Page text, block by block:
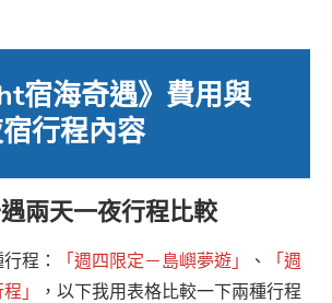
宿海奇遇》費用與
行程內容
兩天一夜行程比較
程： 「週四限定－島嶼夢遊」 、
「週
」
，以下我用表格比較一下兩種行程